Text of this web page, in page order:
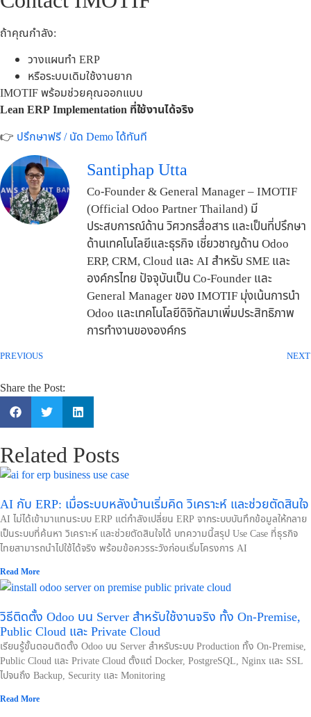
ถ้าคุณกำลัง:
วางแผนทำ ERP
หรือระบบเดิมใช้งานยาก
IMOTIF พร้อมช่วยคุณออกแบบ
Lean ERP Implementation ที่ใช้งานได้จริง
👉 ปรึกษาฟรี / นัด Demo ได้ทันที
Santiphap Utta
Co-Founder & General Manager – IMOTIF
(Official Odoo Partner Thailand) มี
ประสบการณ์ด้าน วิศวกรสื่อสาร และเป็นที่ปรึกษา
ด้านเทคโนโลยีและธุรกิจ เชี่ยวชาญด้าน Odoo
ERP, CRM, Cloud และ AI สำหรับ SME และ
องค์กรไทย ปัจจุบันเป็น Co-Founder และ
General Manager ของ IMOTIF มุ่งเน้นการนำ
Odoo และเทคโนโลยีดิจิทัลมาเพิ่มประสิทธิภาพ
การทำงานขององค์กร
PREVIOUS NEXT
Share the Post:
Related Posts
AI กับ ERP: เมื่อระบบหลังบ้านเริ่มคิด วิเคราะห์ และช่วยตัดสินใจ
AI ไม่ได้เข้ามาแทนระบบ ERP แต่กำลังเปลี่ยน ERP จากระบบบันทึกข้อมูลให้กลาย
เป็นระบบที่ค้นหา วิเคราะห์ และช่วยตัดสินใจได้ บทความนี้สรุป Use Case ที่ธุรกิจ
ไทยสามารถนำไปใช้ได้จริง พร้อมข้อควรระวังก่อนเริ่มโครงการ AI
Read More
วิธีติดตั้ง Odoo บน Server สำหรับใช้งานจริง ทั้ง On-Premise,
Public Cloud และ Private Cloud
เรียนรู้ขั้นตอนติดตั้ง Odoo บน Server สำหรับระบบ Production ทั้ง On-Premise,
Public Cloud และ Private Cloud ตั้งแต่ Docker, PostgreSQL, Nginx และ SSL
ไปจนถึง Backup, Security และ Monitoring
Read More